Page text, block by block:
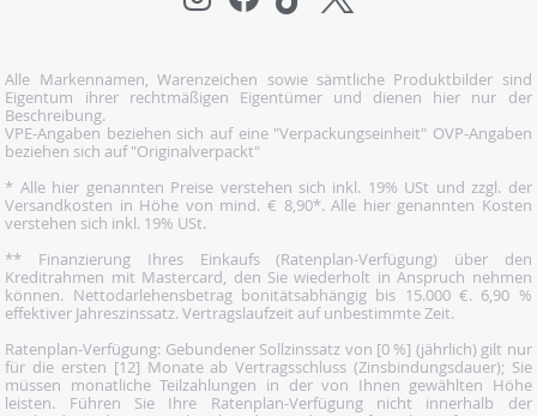
Alle Markennamen, Warenzeichen sowie sämtliche Produktbilder sind
Eigentum ihrer rechtmäßigen Eigentümer und dienen hier nur der
Beschreibung.
VPE-Angaben beziehen sich auf eine "Verpackungseinheit" OVP-Angaben
beziehen sich auf "Originalverpackt"
* Alle hier genannten Preise verstehen sich inkl. 19% USt und zzgl. der
Versandkosten in Höhe von mind. € 8,90*. Alle hier genannten Kosten
verstehen sich inkl. 19% USt.
** Finanzierung Ihres Einkaufs (Ratenplan-Verfügung) über den
Kreditrahmen mit Mastercard, den Sie wiederholt in Anspruch nehmen
können. Nettodarlehensbetrag bonitätsabhängig bis 15.000 €. 6,90 %
effektiver Jahreszinssatz. Vertragslaufzeit auf unbestimmte Zeit.
Ratenplan-Verfügung: Gebundener Sollzinssatz von [0 %] (jährlich) gilt nur
für die ersten [12] Monate ab Vertragsschluss (Zinsbindungsdauer); Sie
müssen monatliche Teilzahlungen in der von Ihnen gewählten Höhe
leisten. Führen Sie Ihre Ratenplan-Verfügung nicht innerhalb der